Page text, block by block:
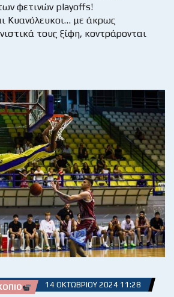
φετινών playoffs!
Κυανόλευκοι… με άκρως
τους ξίφη, κοντράρονται
14 ΟΚΤΩΒΡΊΟΥ 2024 11:28